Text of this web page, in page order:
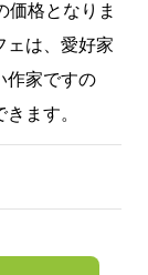
価格となりま
ェは、愛好家
作家ですの
ます。